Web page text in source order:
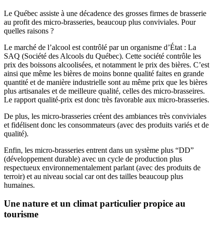
Le Québec assiste à une décadence des grosses firmes de brasserie
au profit des micro-brasseries, beaucoup plus conviviales. Pour
quelles raisons ?
Le marché de l’alcool est contrôlé par un organisme d’État : La
SAQ (Société des Alcools du Québec). Cette société contrôle les
prix des boissons alcoolisées, et notamment le prix des bières. C’est
ainsi que même les bières de moins bonne qualité faites en grande
quantité et de manière industrielle sont au même prix que les bières
plus artisanales et de meilleure qualité, celles des micro-brasseires.
Le rapport qualité-prix est donc très favorable aux micro-brasseries.
De plus, les micro-brasseries créent des ambiances très conviviales
et fidélisent donc les consommateurs (avec des produits variés et de
qualité).
Enfin, les micro-brasseries entrent dans un système plus “DD”
(développement durable) avec un cycle de production plus
respectueux environnementalement parlant (avec des produits de
terroir) et au niveau social car ont des tailles beaucoup plus
humaines.
Une nature et un climat particulier propice au
tourisme